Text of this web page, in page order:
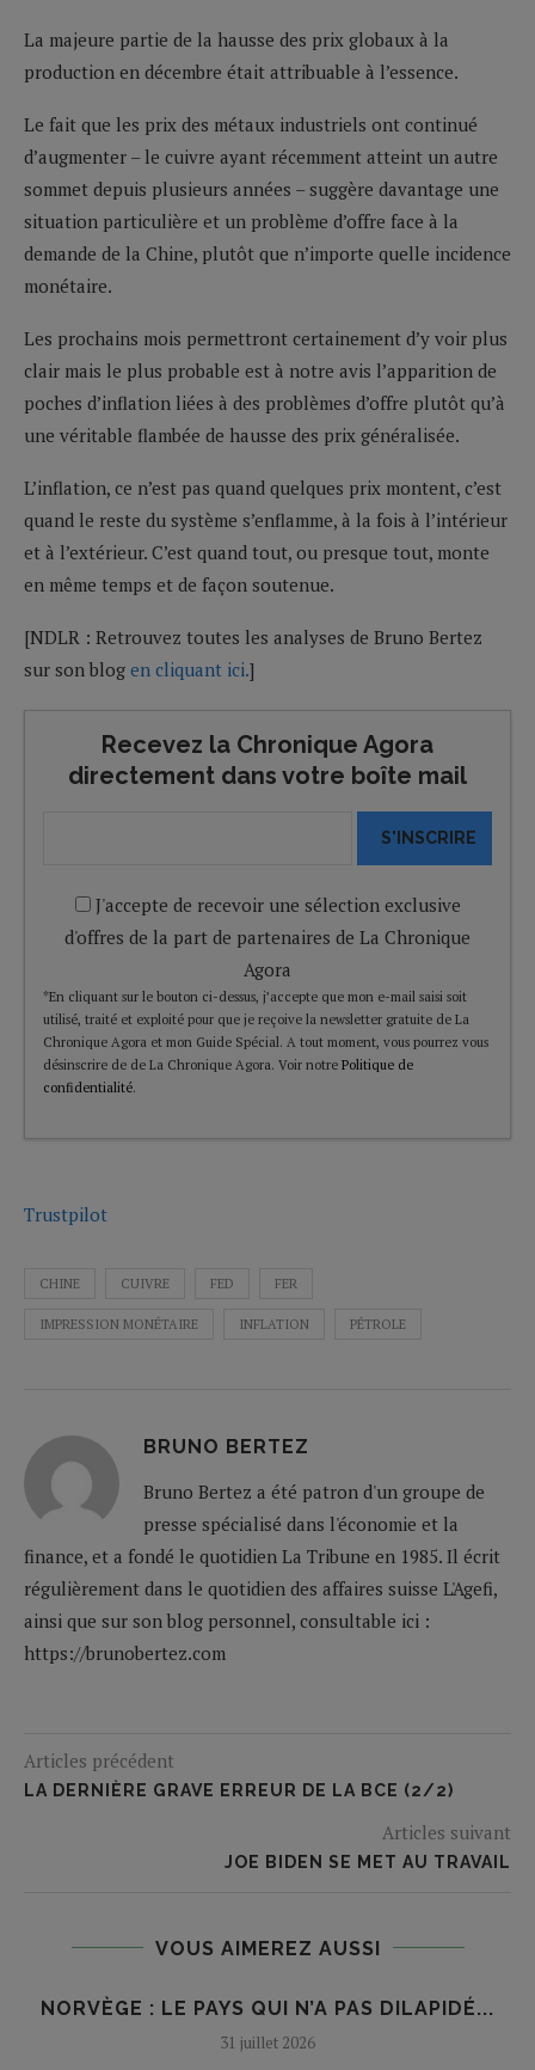
La majeure partie de la hausse des prix globaux à la
production en décembre était attribuable à l’essence.
Le fait que les prix des métaux industriels ont continué
d’augmenter – le cuivre ayant récemment atteint un autre
sommet depuis plusieurs années – suggère davantage une
situation particulière et un problème d’offre face à la
demande de la Chine, plutôt que n’importe quelle incidence
monétaire.
Les prochains mois permettront certainement d’y voir plus
clair mais le plus probable est à notre avis l’apparition de
poches d’inflation liées à des problèmes d’offre plutôt qu’à
une véritable flambée de hausse des prix généralisée.
L’inflation, ce n’est pas quand quelques prix montent, c’est
quand le reste du système s’enflamme, à la fois à l’intérieur
et à l’extérieur. C’est quand tout, ou presque tout, monte
en même temps et de façon soutenue.
[NDLR : Retrouvez toutes les analyses de Bruno Bertez
sur son blog en cliquant ici.]
Recevez la Chronique Agora
directement dans votre boîte mail
S'INSCRIRE
J'accepte de recevoir une sélection exclusive
d'offres de la part de partenaires de La Chronique
Agora
*En cliquant sur le bouton ci-dessus, j’accepte que mon e-mail saisi soit
utilisé, traité et exploité pour que je reçoive la newsletter gratuite de La
Chronique Agora et mon Guide Spécial. A tout moment, vous pourrez vous
désinscrire de de La Chronique Agora. Voir notre Politique de
confidentialité.
Trustpilot
CHINE CUIVRE FED FER
IMPRESSION MONÉTAIRE INFLATION PÉTROLE
BRUNO BERTEZ
Bruno Bertez a été patron d'un groupe de
presse spécialisé dans l'économie et la
finance, et a fondé le quotidien La Tribune en 1985. Il écrit
régulièrement dans le quotidien des affaires suisse L'Agefi,
ainsi que sur son blog personnel, consultable ici :
https://brunobertez.com
Articles précédent
LA DERNIÈRE GRAVE ERREUR DE LA BCE (2/2)
Articles suivant
JOE BIDEN SE MET AU TRAVAIL
VOUS AIMEREZ AUSSI
NORVÈGE : LE PAYS QUI N’A PAS DILAPIDÉ...
31 juillet 2026